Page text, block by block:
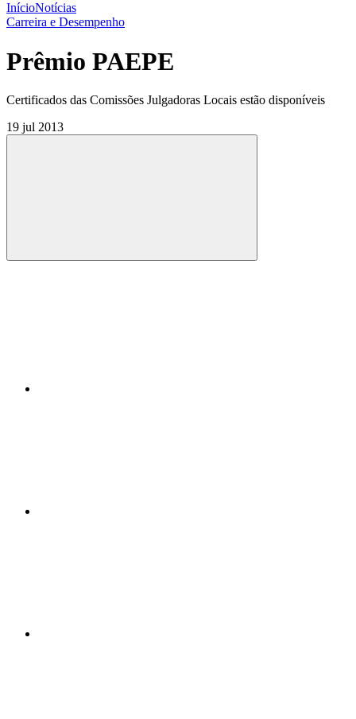
InícioNotícias
Carreira e Desempenho
Prêmio PAEPE
Certificados das Comissões Julgadoras Locais estão disponíveis
19 jul 2013
Compartilhar